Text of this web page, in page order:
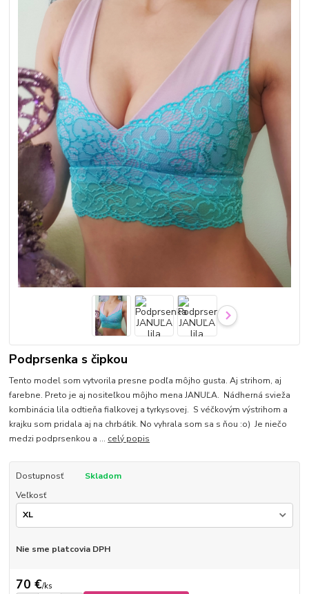
Podprsenka s čipkou
Tento model som vytvorila presne podľa môjho gusta. Aj strihom, aj
farebne. Preto je aj nositeľkou môjho mena JANUĽA. Nádherná svieža
kombinácia lila odtieňa fialkovej a tyrkysovej. S véčkovým výstrihom a
krajku som pridala aj na chrbátik. No vyhrala som sa s ňou :o) Je niečo
medzi podprsenkou a ... celý popis
Dostupnosť
Skladom
Veľkosť
Nie sme platcovia DPH
70 €/ks